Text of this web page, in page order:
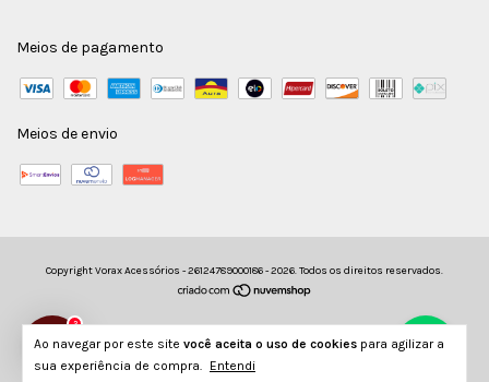
Ao navegar por este site você aceita o uso de cookies para agilizar a
sua experiência de compra. Entendi
Meios de pagamento
Meios de envio
Copyright Vorax Acessórios - 26124789000186 - 2026. Todos os direitos reservados.
2